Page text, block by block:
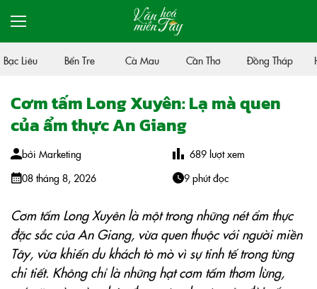
Liêu Bến Tre Cà Mau Cần Thơ Đồng Tháp
Cơm tấm Long Xuyên: Lạ mà quen
của ẩm thực An Giang
bởi Marketing
08 tháng 8, 2026
689 lượt xem
9 phút đọc
Cơm tấm Long Xuyên là một trong những nét ẩm thực
đặc sắc của An Giang, vừa quen thuộc với người miền
Tây, vừa khiến du khách tò mò vì sự tinh tế trong từng
chi tiết. Không chỉ là những hạt cơm tấm thơm lừng,